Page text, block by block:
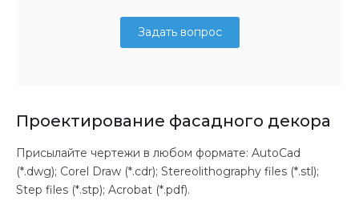
Задать вопрос
Проектирование фасадного декора
Присылайте чертежи в любом формате: AutoCad
(*.dwg); Corel Draw (*.cdr); Stereolithography files (*.stl);
Step files (*.stp); Acrobat (*.pdf).